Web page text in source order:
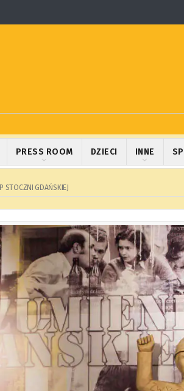
PRESS ROOM DZIECI INNE
STOCZNI GDAŃSKIEJ